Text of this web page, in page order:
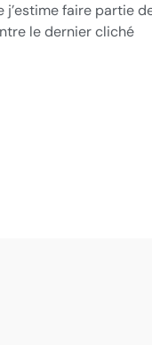
faire partie
le dernier cliché